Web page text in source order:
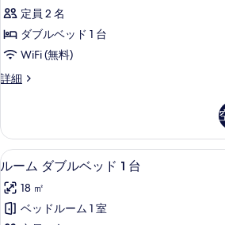
絞
り
込
み
条
ブ
ル
ベ
ッ
ド
台
マ
リ
ー
ナ
定員 2 名
ダブルベッド 1 台
WiFi (無料)
詳細
ル
ブ
ル
ベ
ド
ル
ー
ム
ダ
ルーム
7
ルーム ダブルベッド 1 台
18 ㎡
ベッドルーム 1 室